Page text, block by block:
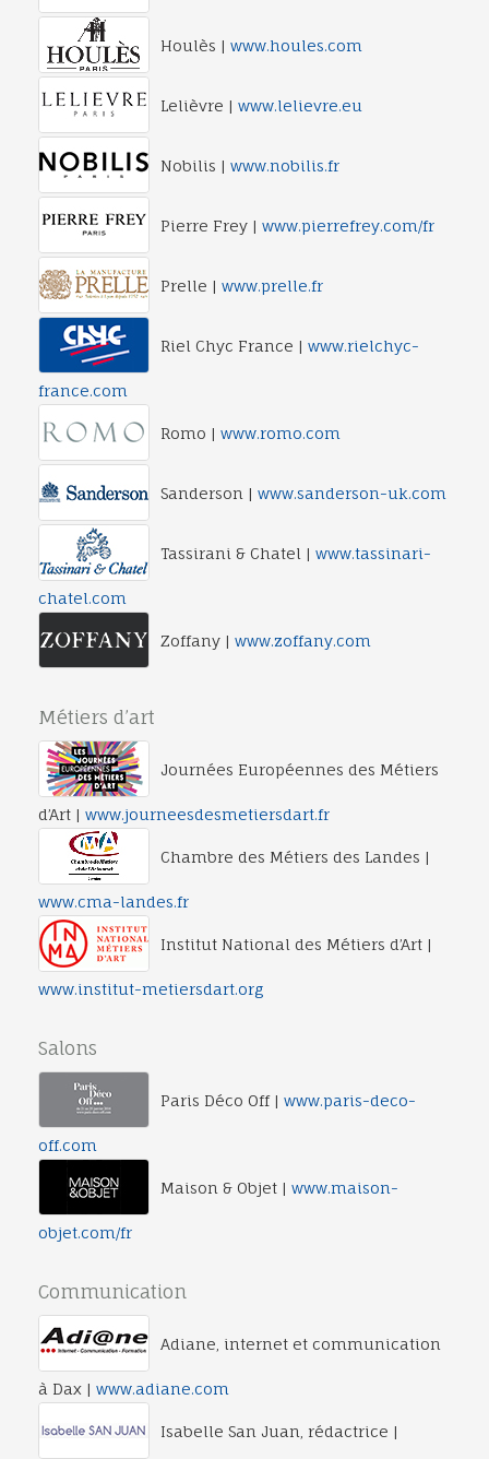
Houlès | www.houles.com
Lelièvre | www.lelievre.eu
Nobilis | www.nobilis.fr
Pierre Frey | www.pierrefrey.com/fr
Prelle | www.prelle.fr
Riel Chyc France | www.rielchyc-
france.com
Romo | www.romo.com
Sanderson | www.sanderson-uk.com
Tassirani & Chatel | www.tassinari-
chatel.com
Zoffany | www.zoffany.com
Métiers d’art
Journées Européennes des Métiers
d’Art | www.journeesdesmetiersdart.fr
Chambre des Métiers des Landes |
www.cma-landes.fr
Institut National des Métiers d’Art |
www.institut-metiersdart.org
Salons
Paris Déco Off | www.paris-deco-
off.com
Maison & Objet | www.maison-
objet.com/fr
Communication
Adiane, internet et communication
à Dax | www.adiane.com
Isabelle San Juan, rédactrice |